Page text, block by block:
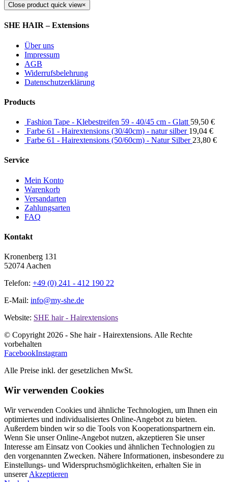
Close product quick view×
SHE HAIR – Extensions
Über uns
Impressum
AGB
Widerrufsbelehrung
Datenschutzerklärung
Products
Fashion Tape - Klebestreifen 59 - 40/45 cm - Glatt 59,50 €
Farbe 61 - Hairextensions (30/40cm) - natur silber 19,04 €
Farbe 61 - Hairextensions (50/60cm) - Natur Silber 23,80 €
Service
Mein Konto
Warenkorb
Versandarten
Zahlungsarten
FAQ
Kontakt
Kronenberg 131
52074 Aachen
Telefon: +49 (0) 241 - 412 190 22
E-Mail: info@my-she.de
Website: SHE hair - Hairextensions
© Copyright 2026 - She hair - Hairextensions. Alle Rechte
vorbehalten
FacebookInstagram
Alle Preise inkl. der gesetzlichen MwSt.
Wir verwenden Cookies
Wir verwenden Cookies und ähnliche Technologien, um Ihnen ein
optimiertes und individualisiertes Online-Angebot zu bieten.
Außerdem binden wir so die Tools von Kooperationspartnern ein.
Wenn Sie unser Online-Angebot nutzen, akzeptieren Sie unser
Interesse am Einsatz von Cookies und ähnlichen Technologien zu
den vorgenannten Zwecken. Nähere Informationen, insbesondere zu
Einstellungs- und Widerspruchsmöglichkeiten, erhalten Sie in
unsererAkzeptieren